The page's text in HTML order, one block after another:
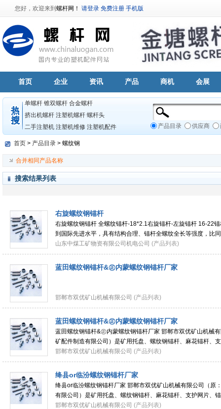
您好，欢迎来到 螺杆网！ 请登录 免费注册 手机版
首页 企业 资讯 产品 商机 会展
单螺杆 锥双螺杆 合金螺杆
挤出机螺杆 注塑机螺杆 螺杆头
二手注塑机 注塑机维修 注塑机配件 产品目录 供应商
首页 > 产品目录 > 螺纹钢
合并相同产品名称
搜索结果列表
右旋螺纹钢锚杆
右旋螺纹钢锚杆 全螺纹锚杆-18*2.1右旋锚杆-左旋锚杆 16-22
到国际先进水平，具有结构合理、锚杆全螺纹全长等强度，比
40%；扩大了锚杆使用范围，可实现端锚、加长
山东中煤工矿物资有限公司机电公司 (产品列表)
蓝田螺纹钢锚杆&㊣内蒙螺纹钢锚杆厂家
邯郸市双优矿山机械有限公司 (产品列表)
蓝田螺纹钢锚杆&㊣内蒙螺纹钢锚杆厂家
蓝田螺纹钢锚杆&㊣内蒙螺纹钢锚杆厂家 邯郸市双优矿山机械
矿配件制造有限公司）是矿用托盘、螺纹钢锚杆、麻花锚杆、
（左旋锚杆、右旋锚杆）、焊接网片、
邯郸市双优矿山机械有限公司 (产品列表)
绛县or临汾螺纹钢锚杆厂家
绛县or临汾螺纹钢锚杆厂家 邯郸市双优矿山机械有限公司（原
有限公司）是矿用托盘、螺纹钢锚杆、麻花锚杆、支护网片、
杆、右旋锚杆）、焊接网片、锚杆托盘、
邯郸市双优矿山机械有限公司 (产品列表)